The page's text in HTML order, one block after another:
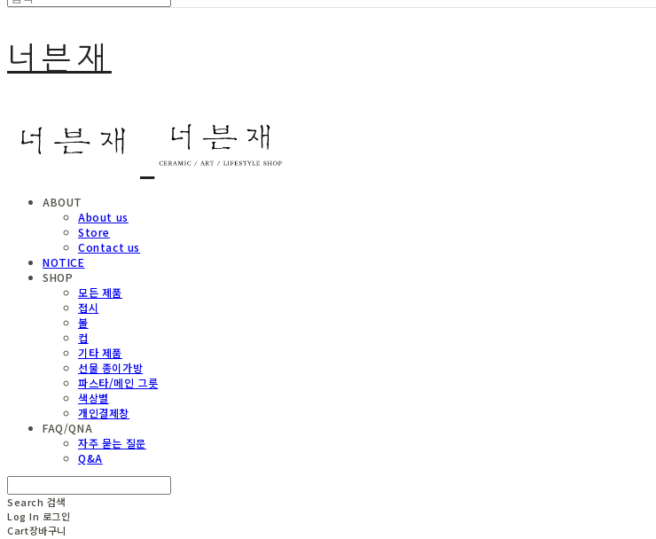
너븐재
ABOUT
About us
Store
Contact us
NOTICE
SHOP
모든 제품
접시
볼
컵
기타 제품
선물 종이가방
파스타/메인 그릇
색상별
개인결제창
FAQ/QNA
자주 묻는 질문
Q&A
Search 검색
Log In 로그인
Cart장바구니